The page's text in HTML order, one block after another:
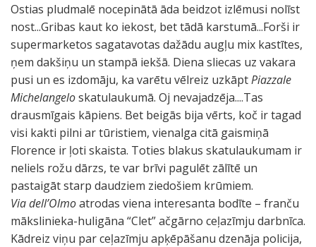
Ostias pludmalē nocepinātā āda beidzot izlēmusi nolīst
nost...Gribas kaut ko iekost, bet tādā karstumā...Forši ir
supermarketos sagatavotas dažādu augļu mix kastītes,
ņem dakšiņu un stampā iekšā. Diena sliecas uz vakara
pusi un es izdomāju, ka varētu vēlreiz uzkāptPiazzale
Michelangeloskatulaukumā. Oj nevajadzēja....Tas
drausmīgais kāpiens. Bet beigās bija vērts, koč ir tagad
visi kakti pilni ar tūristiem, vienalga citā gaismiņā
Florence ir ļoti skaista. Toties blakus skatulaukumam ir
neliels rožu dārzs, te var brīvi pagulēt zālītē un
pastaigāt starp daudziem ziedošiem krūmiem.
Via dell’Olmoatrodas viena interesanta bodīte – franču
mākslinieka-huligāna “Clet” ačgārno ceļazīmju darbnīca.
Kādreiz viņu par ceļazīmju apķēpāšanu dzenāja policija,